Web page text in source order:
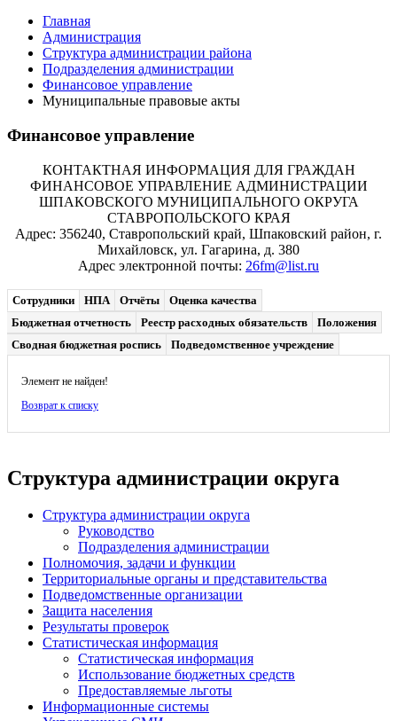
Главная
Администрация
Структура администрации района
Подразделения администрации
Финансовое управление
Муниципальные правовые акты
Финансовое управление
КОНТАКТНАЯ ИНФОРМАЦИЯ ДЛЯ ГРАЖДАН
ФИНАНСОВОЕ УПРАВЛЕНИЕ АДМИНИСТРАЦИИ
ШПАКОВСКОГО МУНИЦИПАЛЬНОГО ОКРУГА
СТАВРОПОЛЬСКОГО КРАЯ
Адрес: 356240, Ставропольский край, Шпаковский район, г.
Михайловск, ул. Гагарина, д. 380
Адрес электронной почты: 26fm@list.ru
Сотрудники НПА Отчёты
Оценка качества
Бюджетная отчетность
Реестр расходных обязательств
Положения
Сводная бюджетная роспись
Подведомственное учреждение
Элемент не найден!
Возврат к списку
Структура администрации округа
Структура администрации округа
Руководство
Подразделения администрации
Полномочия, задачи и функции
Территориальные органы и представительства
Подведомственные организации
Защита населения
Результаты проверок
Статистическая информация
Статистическая информация
Использование бюджетных средств
Предоставляемые льготы
Информационные системы